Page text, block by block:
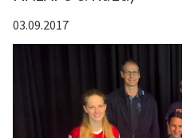
03.09.2017